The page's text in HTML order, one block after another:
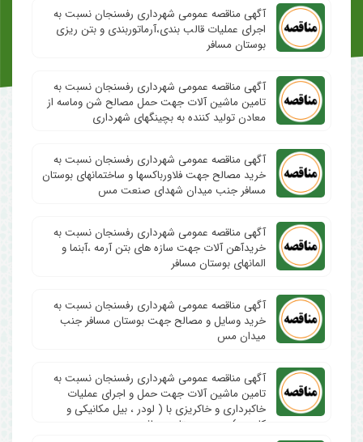
آگهی مناقصه عمومی شهرداری رفسنجان نسبت به
اجرای عملیات قالب بندی،آرماتوربندی و بتن ریزی
بوستان مسافر
آگهی مناقصه عمومی شهرداری رفسنجان نسبت به
تامین ماشین آلات جهت حمل مصالح شن وماسه از
معادن تولید کننده به بچینگهای شهرداری
آگهی مناقصه عمومی شهرداری رفسنجان نسبت به
خرید مصالح جهت فلاورباکسها و ساختمانهای بوستان
مسافر جنب میدان شهدای صنعت مس
آگهی مناقصه عمومی شهرداری رفسنجان نسبت به
خریدآهن آلات جهت سازه های بتن آرمه ،آبنما و
المانهای بوستان مسافر
آگهی مناقصه عمومی شهرداری رفسنجان نسبت به
خرید وسایل و مصالح جهت بوستان مسافر جنب
میدان مس
آگهی مناقصه عمومی شهرداری رفسنجان نسبت به
تامین ماشین آلات جهت حمل و اجرای عملیات
خاکبرداری و خاکریزی با ( لودر ، بیل مکانیکی و
کامیون) جهت بوستان مسافر